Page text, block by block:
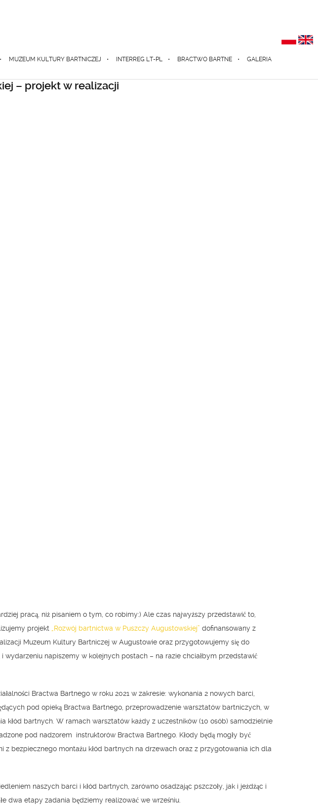
MUZEUM KULTURY BARTNICZEJ INTERREG LT-PL BRACTWO BARTNE GALERIA
– projekt w realizacji
pracą, niż pisaniem o tym, co robimy:) Ale czas najwyższy przedstawić to,
projekt
„Rozwój bartnictwa w Puszczy Augustowskiej” dofinansowany z
Muzeum Kultury Bartniczej w Augustowie oraz przygotowujemy się do
napiszemy w kolejnych postach – na razie chciałbym przedstawić
Bractwa Bartnego w roku 2021 w zakresie: wykonania 2 nowych barci,
pod opieką Bractwa Bartnego, przeprowadzenie warsztatów bartniczych, w
kłód bartnych. W ramach warsztatów każdy z uczestników (10 osób) samodzielnie
pod nadzorem instruktorów Bractwa Bartnego. Kłody będą mogły być
z bezpiecznego montażu kłód bartnych na drzewach oraz z przygotowania ich dla
naszych barci i kłód bartnych, zarówno osadzając pszczoły, jak i jeżdżąc i
dwa etapy zadania będziemy realizować we wrześniu.